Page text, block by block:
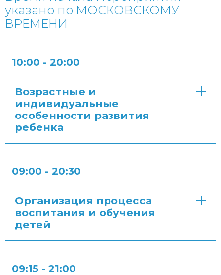
указано по МОСКОВСКОМУ
ВРЕМЕНИ
10:00 - 20:00
Возрастные и
индивидуальные
особенности развития
ребенка
09:00 - 20:30
Организация процесса
воспитания и обучения
детей
09:15 - 21:00